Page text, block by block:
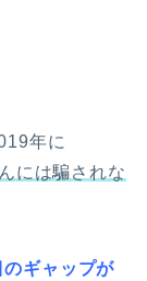
年に
には騙されな
ギャップが